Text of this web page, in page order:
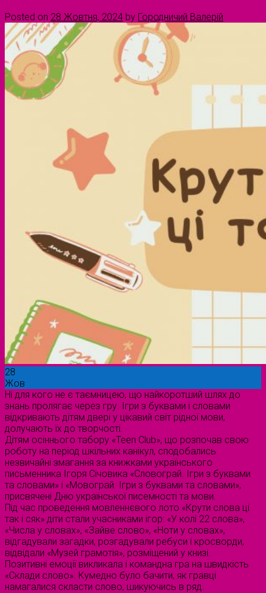
Posted on 28 Жовтня, 2024 by Городничий Валерій
28
Жов
Ні для кого не є таємницею, що найкоротший шлях до
знань пролягає через гру. Ігри з буквами і словами
відкривають дітям двері у цікавий світ рідної мови,
долучають їх до творчості.
Дітям осіннього табору «Teen Club», що розпочав свою
роботу на період шкільних канікул, сподобались
незвичайні змагання за книжками українського
письменника Ігоря Січовика «Словограй. Ігри з буквами
та словами» і «Мовограй. Ігри з буквами та словами»,
присвячені Дню української писемності та мови.
Під час проведення мовленнєвого лото «Крути слова ці
так і сяк» діти стали учасниками ігор: «У колі 22 слова»,
«Числа у словах», «Зайве слово», «Ноти у словах»,
відгадували загадки, розгадували ребуси і кросворди,
відвідали «Музей грамотія», розміщений у книзі.
Позитивні емоції викликала і командна гра на швидкість
«Склади слово». Кумедно було бачити, як гравці
намагалися скласти слово, шикуючись в ряд.